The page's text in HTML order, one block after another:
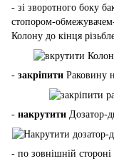
- зі зворотного боку
стопором-
Колону до кінця
- закріпити Раковину
- накрутити Дозатор-
- по зовнішній стороні